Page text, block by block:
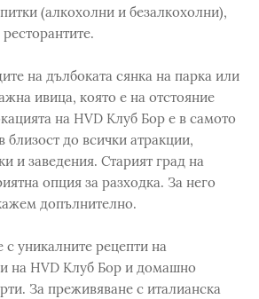
(алкохолни и безалкохолни),
на дълбоката сянка на парка или
ивица, която е на отстояние
на HVD Клуб Бор е в самото
близост до всички атракции,
и заведения. Старият град на
опция за разходка. За него
допълнително.
с уникалните рецепти на
на HVD Клуб Бор и домашно
За преживяване с италианска